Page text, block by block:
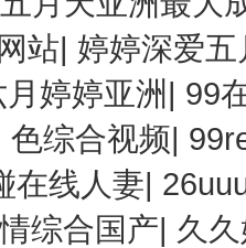
站| 婷婷深爱
婷婷亚洲 | 99
色综合视频|
在线人妻|
综合国产| 久